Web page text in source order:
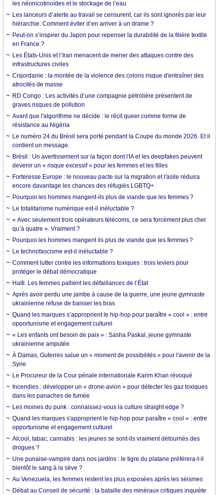
les néonicotinoïdes et le stockage de l’eau
Les lanceurs d’alerte au travail se censurent, car ils sont ignorés par leur
hiérarchie. Comment éviter d’en arriver à un drame ?
Peut-on s’inspirer du Japon pour repenser la durabilité de la filière textile
en France ?
Les États-Unis et l’Iran menacent de mener des attaques contre des
infrastructures civiles
Cisjordanie : la montée de la violence des colons risque d'entraîner des
atrocités de masse
RD Congo : Les activités d’une compagnie pétrolière présentent de
graves risques de pollution
Avant que l'algorithme ne décide : le récit queer comme forme de
résistance au Nigéria
Le numéro 24 du Brésil sera porté pendant la Coupe du monde 2026. Et il
contient un message.
Brésil : Un avertissement sur la façon dont l'IA et les deepfakes peuvent
devenir un « risque excessif » pour les femmes et les filles
Forteresse Europe : le nouveau pacte sur la migration et l'asile réduira
encore davantage les chances des réfugiés LGBTQ+
Pourquoi les hommes mangent-ils plus de viande que les femmes ?
Le totalitarisme numérique est-il inéluctable ?
« Avec seulement trois opérateurs télécoms, ce sera forcément plus cher
qu’à quatre ». Vraiment ?
Pourquoi les hommes mangent ils plus de viande que les femmes ?
Le technofascisme est-il inéluctable ?
Comment lutter contre les informations toxiques : trois leviers pour
protéger le débat démocratique
Haïti. Les femmes pallient les défaillances de l’État
Après avoir perdu une jambe à cause de la guerre, une jeune gymnaste
ukrainienne refuse de baisser les bras
Quand les marques s’approprient le hip-hop pour paraître « cool » : entre
opportunisme et engagement culturel
« Les enfants ont besoin de paix » : Sasha Paskal, jeune gymnaste
ukrainienne amputée
À Damas, Guterres salue un « moment de possibilités » pour l'avenir de la
Syrie
Le Procureur de la Cour pénale internationale Karim Khan révoqué
Incendies : développer un « drone-avion » pour détecter les gaz toxiques
dans les panaches de fumée
Les moines du punk : connaissez-vous la culture straight edge ?
Quand les marques s'approprient le hip-hop pour paraître « cool » : entre
opportunisme et engagement culturel
Alcool, tabac, cannabis : les jeunes se sont-ils vraiment détournés des
drogues ?
Une punaise-vampire dans nos jardins : le tigre du platane préférera-t-il
bientôt le sang à la sève ?
Au Venezuela, les femmes restent les plus exposées après les séismes
Débat au Conseil de sécurité : la bataille des minéraux critiques inquiète